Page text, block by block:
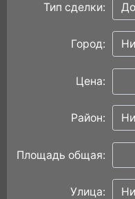
Тип сделки:
Город:
Цена:
Район:
Площадь общая:
Улица: